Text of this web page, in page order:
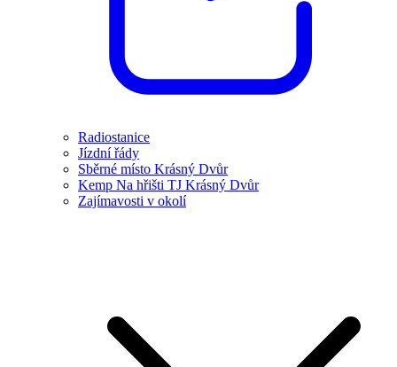
Radiostanice
Jízdní řády
Sběrné místo Krásný Dvůr
Kemp Na hřišti TJ Krásný Dvůr
Zajímavosti v okolí